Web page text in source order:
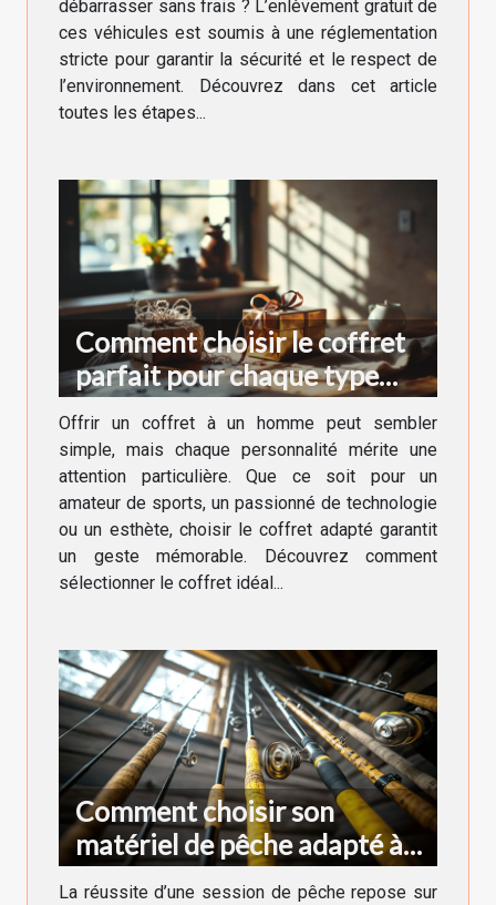
débarrasser sans frais ? L’enlèvement gratuit de
ces véhicules est soumis à une réglementation
stricte pour garantir la sécurité et le respect de
l’environnement. Découvrez dans cet article
toutes les étapes...
Comment choisir le coffret
parfait pour chaque type
d'homme ?
Offrir un coffret à un homme peut sembler
simple, mais chaque personnalité mérite une
attention particulière. Que ce soit pour un
amateur de sports, un passionné de technologie
ou un esthète, choisir le coffret adapté garantit
un geste mémorable. Découvrez comment
sélectionner le coffret idéal...
Comment choisir son
matériel de pêche adapté à
chaque type de poisson
La réussite d’une session de pêche repose sur